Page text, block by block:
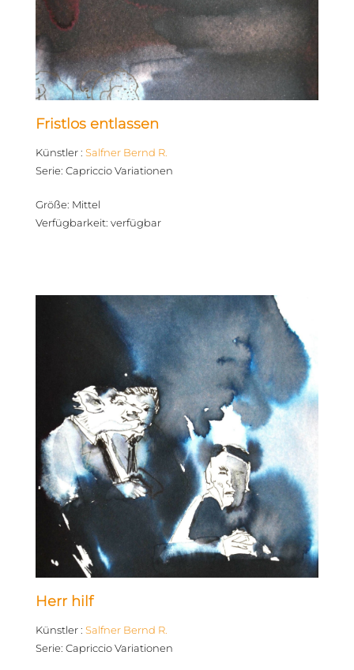
Fristlos entlassen
Künstler: Salfner Bernd R.
Serie: Capriccio Variationen
Größe: Mittel
Verfügbarkeit: verfügbar
Herr hilf
Künstler: Salfner Bernd R.
Serie: Capriccio Variationen